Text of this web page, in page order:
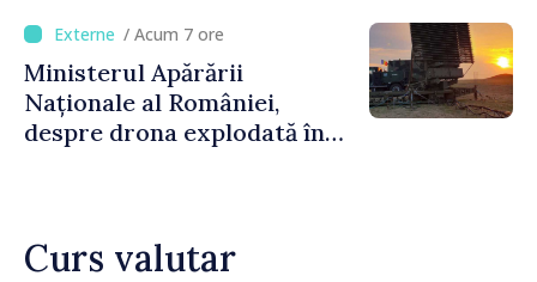
orășenesc a aprobat decizia
finală
/ Acum 7 ore
Ministerul Apărării
Naționale al României,
despre drona explodată în
Curs valutar